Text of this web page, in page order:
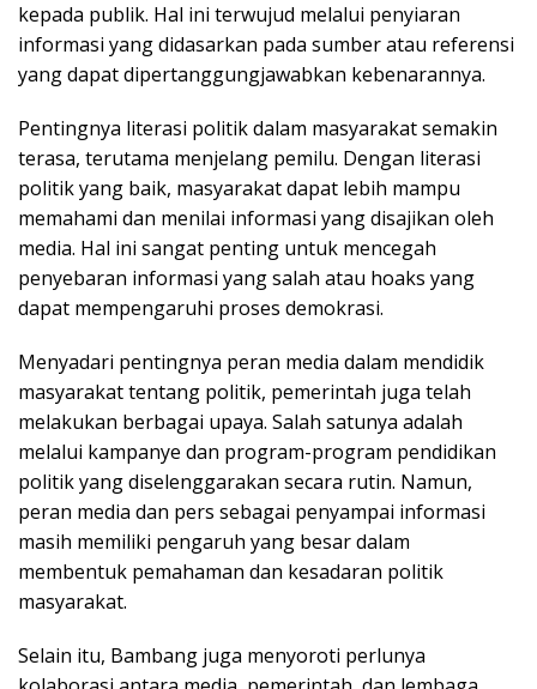
kepada publik. Hal ini terwujud melalui penyiaran
informasi yang didasarkan pada sumber atau referensi
yang dapat dipertanggungjawabkan kebenarannya.
Pentingnya literasi politik dalam masyarakat semakin
terasa, terutama menjelang pemilu. Dengan literasi
politik yang baik, masyarakat dapat lebih mampu
memahami dan menilai informasi yang disajikan oleh
media. Hal ini sangat penting untuk mencegah
penyebaran informasi yang salah atau hoaks yang
dapat mempengaruhi proses demokrasi.
Menyadari pentingnya peran media dalam mendidik
masyarakat tentang politik, pemerintah juga telah
melakukan berbagai upaya. Salah satunya adalah
melalui kampanye dan program-program pendidikan
politik yang diselenggarakan secara rutin. Namun,
peran media dan pers sebagai penyampai informasi
masih memiliki pengaruh yang besar dalam
membentuk pemahaman dan kesadaran politik
masyarakat.
Selain itu, Bambang juga menyoroti perlunya